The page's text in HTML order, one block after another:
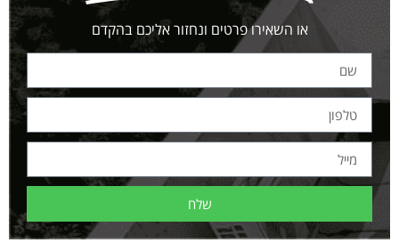
או השאירו פרטים ונחזור אליכם בהקדם
שלח